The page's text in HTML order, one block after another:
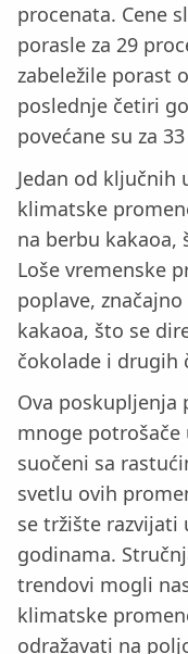
procenata. Cene
porasle za 29
zabeležile porast
poslednje četiri
povećane su za
Jedan od ključnih
klimatske
na berbu kakaoa,
Loše vremenske
poplave,
kakaoa, što se
čokolade i drugih
Ova poskupljenja
mnoge potrošače
suočeni sa
svetlu ovih
se tržište razvijati
godinama.
trendovi mogli
klimatske
odražavati na